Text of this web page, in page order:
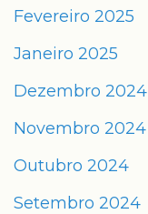
Fevereiro 2025
Janeiro 2025
Dezembro 2024
Novembro 2024
Outubro 2024
Setembro 2024